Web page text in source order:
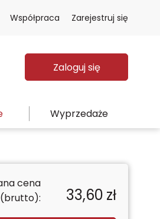
Współpraca Zarejestruj się
Zaloguj się
Wyprzedaże
cena
33,60 zł